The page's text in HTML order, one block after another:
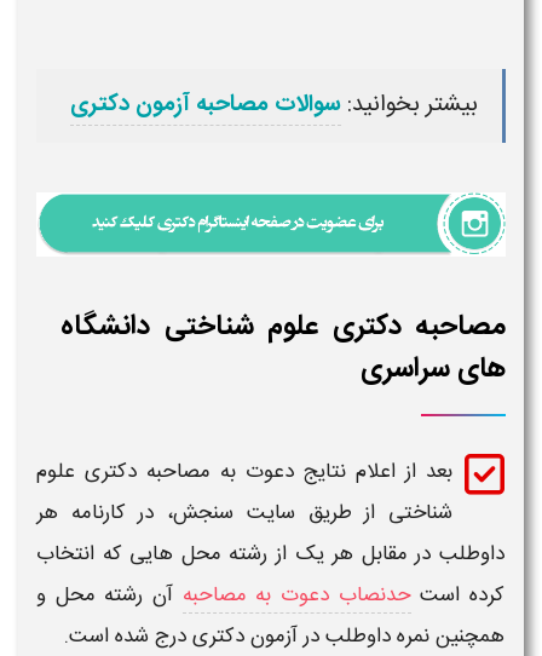
بیشتر بخوانید:سوالات مصاحبه آزمون دکتری
مصاحبه دکتری علوم شناختی دانشگاه
های سراسری
بعد از اعلام نتایج دعوت به مصاحبه دکتری علوم
شناختی از طریق سایت سنجش، در کارنامه هر
داوطلب در مقابل هر یک از رشته محل هایی که انتخاب
کرده استحدنصاب دعوت به مصاحبه آن رشته محل و
همچنین نمره داوطلب در آزموندکتریدرج شده است.